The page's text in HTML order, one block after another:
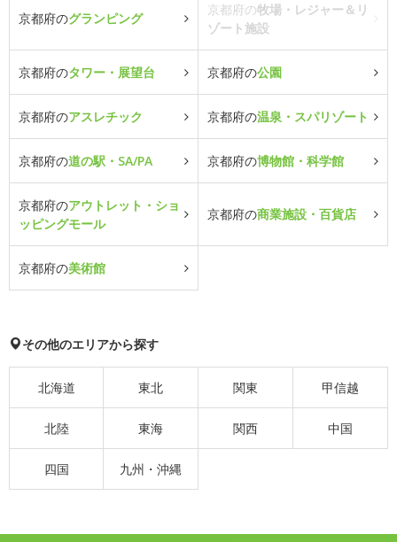
京都府のグランピング
京都府の牧場・レジャー＆リ
ゾート施設
京都府のタワー・展望台 京都府の公園
京都府のアスレチック 京都府の温泉・スパリゾート
京都府の道の駅・SA/PA 京都府の博物館・科学館
京都府のアウトレット・ショ
ッピングモール
京都府の商業施設・百貨店
京都府の美術館
その他のエリアから探す
北海道 東北 関東 甲信越
北陸 東海 関西 中国
四国 九州・沖縄